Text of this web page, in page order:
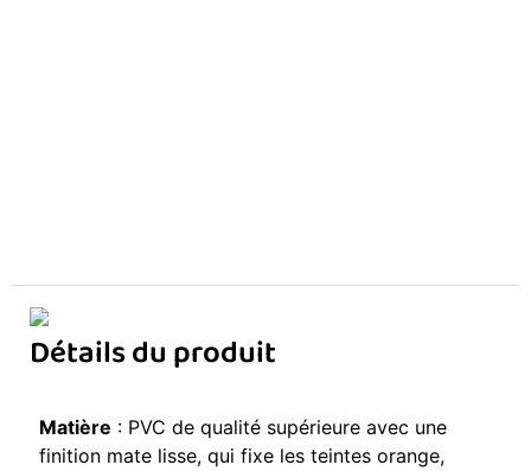
Détails du produit
Matière : PVC de qualité supérieure avec une
finition mate lisse, qui fixe les teintes orange,